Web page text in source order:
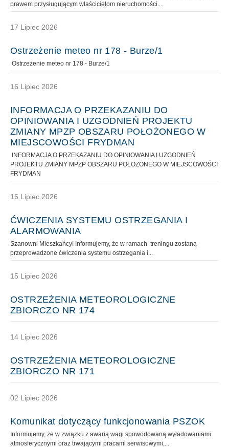
prawem przysługującym właścicielom nieruchomości....
17 Lipiec 2026
Ostrzeżenie meteo nr 178 - Burze/1
Ostrzeżenie meteo nr 178 - Burze/1
16 Lipiec 2026
INFORMACJA O PRZEKAZANIU DO
OPINIOWANIA I UZGODNIEŃ PROJEKTU
ZMIANY MPZP OBSZARU POŁOŻONEGO W
MIEJSCOWOŚCI FRYDMAN
INFORMACJA O PRZEKAZANIU DO OPINIOWANIA I UZGODNIEŃ
PROJEKTU ZMIANY MPZP OBSZARU POŁOŻONEGO W MIEJSCOWOŚCI
FRYDMAN
16 Lipiec 2026
ĆWICZENIA SYSTEMU OSTRZEGANIA I
ALARMOWANIA
Szanowni Mieszkańcy! Informujemy, że w ramach treningu zostaną
przeprowadzone ćwiczenia systemu ostrzegania i...
15 Lipiec 2026
OSTRZEŻENIA METEOROLOGICZNE
ZBIORCZO NR 174
14 Lipiec 2026
OSTRZEŻENIA METEOROLOGICZNE
ZBIORCZO NR 171
02 Lipiec 2026
Komunikat dotyczący funkcjonowania PSZOK
Informujemy, że w związku z awarią wagi spowodowaną wyładowaniami
atmosferycznymi oraz trwającymi pracami serwisowymi,...